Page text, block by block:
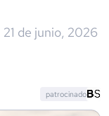
21 de junio, 2026
patrocinado